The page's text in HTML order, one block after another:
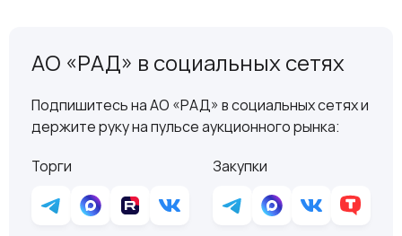
АО «РАД» в социальных сетях
Подпишитесь на АО «РАД» в социальных сетях и
держите руку на пульсе аукционного рынка:
Торги
Закупки